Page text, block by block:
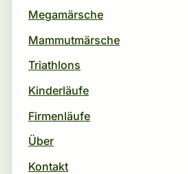
Megamärsche
Mammutmärsche
Triathlons
Kinderläufe
Firmenläufe
Über
Kontakt